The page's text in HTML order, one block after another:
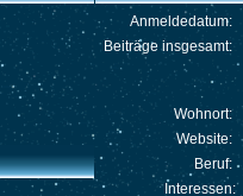
Anmeldedatum:
Beiträge insgesamt:
Wohnort:
Website:
Beruf:
Interessen: